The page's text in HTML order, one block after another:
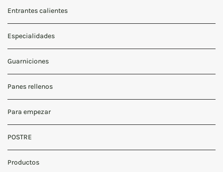
Entrantes calientes
Especialidades
Guarniciones
Panes rellenos
Para empezar
POSTRE
Productos